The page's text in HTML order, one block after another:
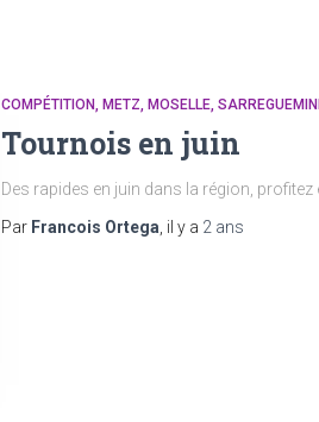
COMPÉTITION METZ MOSELLE
Tournois en juin
Des rapides en juin dans la région, profitez
Par Francois Ortega , il y a 2 ans